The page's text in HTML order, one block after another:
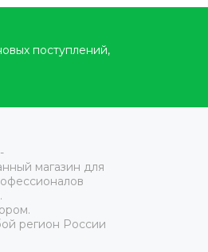
поступлений,
магазин для
регион России